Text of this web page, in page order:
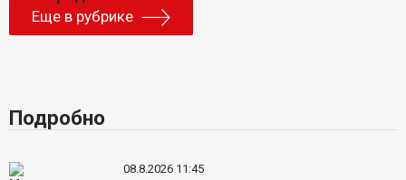
Еще в рубрике
Подробно
08.8.2026 11:45